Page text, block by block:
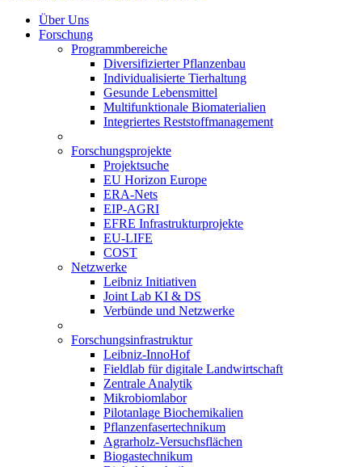
Über Uns
Forschung
Programmbereiche
Diversifizierter Pflanzenbau
Individualisierte Tierhaltung
Gesunde Lebensmittel
Multifunktionale Biomaterialien
Integriertes Reststoffmanagement
Forschungsprojekte
Projektsuche
EU Horizon Europe
ERA-Nets
EIP-AGRI
EFRE Infrastrukturprojekte
EU-LIFE
COST
Netzwerke
Leibniz Initiativen
Joint Lab KI & DS
Verbünde und Netzwerke
Forschungsinfrastruktur
Leibniz-InnoHof
Fieldlab für digitale Landwirtschaft
Zentrale Analytik
Mikrobiomlabor
Pilotanlage Biochemikalien
Pflanzenfasertechnikum
Agrarholz-Versuchsflächen
Biogastechnikum